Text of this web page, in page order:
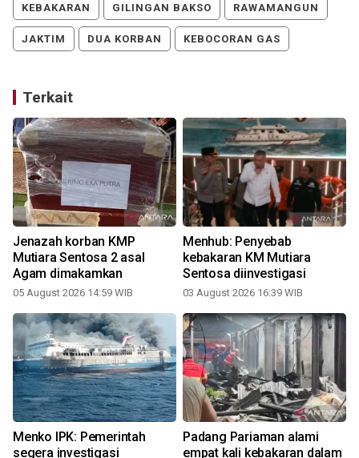
KEBAKARAN GILINGAN BAKSO RAWAMANGUN
JAKTIM DUA KORBAN KEBOCORAN GAS
Terkait
Jenazah korban KMP
Mutiara Sentosa 2 asal
Agam dimakamkan
05 August 2026 14:59 WIB
Menhub: Penyebab
kebakaran KM Mutiara
Sentosa diinvestigasi
03 August 2026 16:39 WIB
Menko IPK: Pemerintah
segera investigasi
Padang Pariaman alami
empat kali kebakaran dalam